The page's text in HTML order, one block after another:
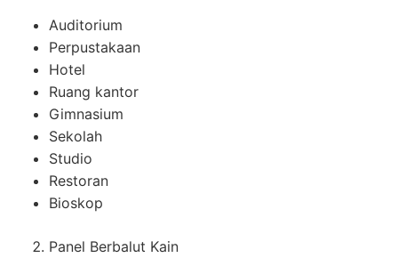
Auditorium
Perpustakaan
Hotel
Ruang kantor
Gimnasium
Sekolah
Studio
Restoran
Bioskop
Panel Berbalut Kain